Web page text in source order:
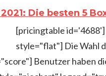
Die besten 5
[pricingtable
style="flat"] Die Wahl
Benutzer haben